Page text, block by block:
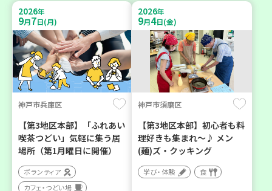
2026年
9月7日(月)
神戸市兵庫区
【第3地区本部】「ふれあい
喫茶つどい」気軽に集う居
場所（第1月曜日に開催）
ボランティア
カフェ・つどい場
2026年
9月4日(金)
神戸市須磨区
【第3地区本部】初心者も料
理好きも集まれ～♪ メン
(麺)ズ・クッキング
学び・体験 食